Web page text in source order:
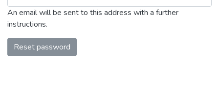
An email will be sent to this address with a further
instructions.
Reset password